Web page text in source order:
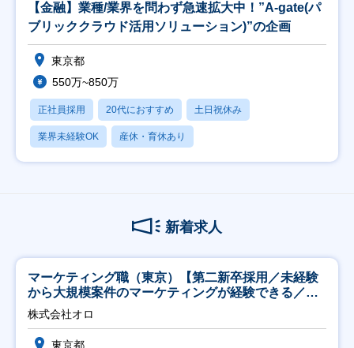
【金融】業種/業界を問わず急速拡大中！”A-gate(パ
ブリッククラウド活用ソリューション)”の企画
東京都
550万~850万
正社員採用 20代におすすめ 土日祝休み
業界未経験OK 産休・育休あり
新着求人
マーケティング職（東京）【第二新卒採用／未経験
から大規模案件のマーケティングが経験できる／研
修充実】
株式会社オロ
東京都